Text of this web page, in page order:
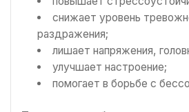
снижает уровень
раздражения;
лишает напряжения,
улучшает настроение;
помогает в борьбе с